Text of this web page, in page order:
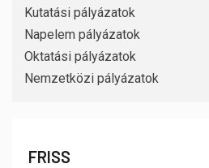
Kutatási pályázatok
Napelem pályázatok
Oktatási pályázatok
Nemzetközi pályázatok
FRISS